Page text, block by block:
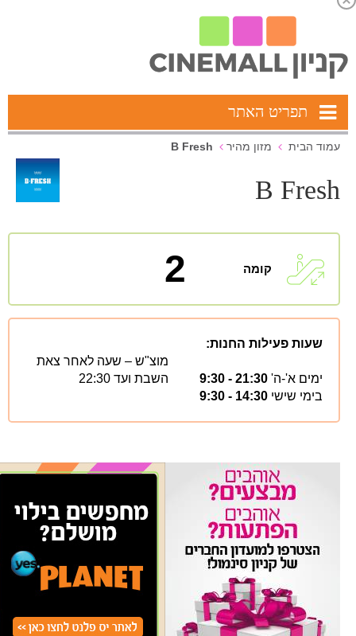
תפריט האתר
עמוד הבית מזון מהיר B Fresh
B Fresh
קומה 2
שעות פעילות החנות:
ימים א'-ה' 21:30 - 9:30
בימי שישי 14:30 - 9:30
מוצ"ש – שעה לאחר צאת
השבת ועד 22:30